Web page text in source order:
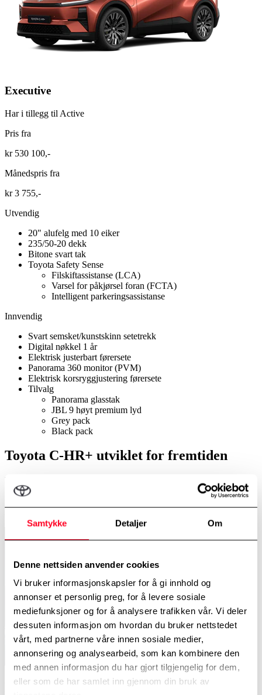
Samtykke Detaljer Om
Denne nettsiden anvender cookies
Vi bruker informasjonskapsler for å gi innhold og
annonser et personlig preg, for å levere sosiale
mediefunksjoner og for å analysere trafikken vår. Vi deler
dessuten informasjon om hvordan du bruker nettstedet
vårt, med partnerne våre innen sosiale medier,
annonsering og analysearbeid, som kan kombinere den
med annen informasjon du har gjort tilgjengelig for dem,
eller som de har samlet inn gjennom din bruk av
Executive
Har i tillegg til Active
Pris fra
kr 530 100,-
Månedspris fra
kr 3 755,-
Utvendig
20" alufelg med 10 eiker
235/50-20 dekk
Bitone svart tak
Toyota Safety Sense
Filskiftassistanse (LCA)
Varsel for påkjørsel foran (FCTA)
Intelligent parkeringsassistanse
Innvendig
Svart semsket/kunstskinn setetrekk
Digital nøkkel 1 år
Elektrisk justerbart førersete
Panorama 360 monitor (PVM)
Elektrisk korsryggjustering førersete
Tilvalg
Panorama glasstak
JBL 9 høyt premium lyd
Grey pack
Black pack
Toyota C-HR+ utviklet for fremtiden
Den sporty og elegante Toyota C-HR+ er umulig å overse og
leverer høy effektivitet. Dynamisk og særegen, fra sitt karakteristiske
"hammerhead-design" i front til sin "fastback-hale", gir denne
Elektrisk selvtillit